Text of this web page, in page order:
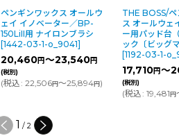
ペンギンワックス オールウ
ェイ イノベーター／BP-
150LiII用 ナイロンブラシ
[1442-03-1-o_9041]
20,460円～23,540円
(税別)
(税込: 22,506円～25,894円)
THE BOSS/
ス オールウェ
ー用パッド台
ック〔ビッグ
[1192-03-1-
17,710円～
(税別)
(税込: 19,481円
1 / 2